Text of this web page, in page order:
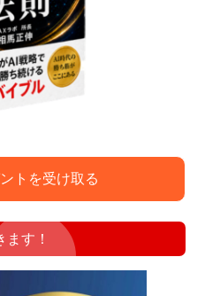
トを受け取る
す！